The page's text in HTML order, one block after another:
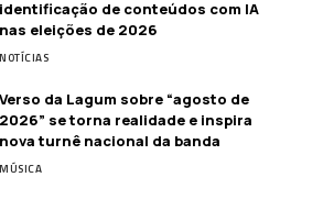
identificação de conteúdos com IA
nas eleições de 2026
NOTÍCIAS
Verso da Lagum sobre “agosto de
2026” se torna realidade e inspira
nova turnê nacional da banda
MÚSICA